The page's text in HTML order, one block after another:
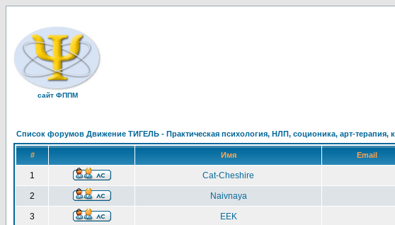
сайт ФППМ
Список форумов Движение ТИГЕЛЬ - Практическая психология, НЛП, соционика, арт-терапия,
# Имя Email
1 Cat-Cheshire
2 Naivnaya
3 EEK